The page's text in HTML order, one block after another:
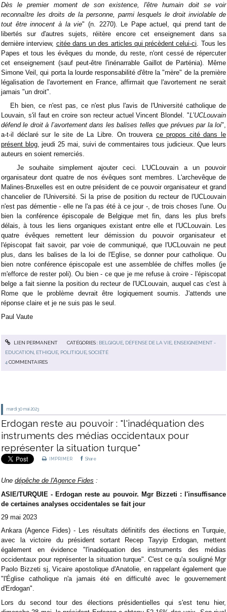
Dès le premier moment de son existence, l'être humain doit se voir
reconnaître les droits de la personne, parmi lesquels le droit inviolable de
tout être innocent à la vie" (n. 2270). Le Pape actuel, qui prend tant de
libertés sur d'autres sujets, réitère encore cet enseignement dans sa
dernière interview, citée dans un des articles qui précèdent celui-ci . Tous les
Papes et tous les évêques du monde, du reste, n'ont cessé de répercuter
cet enseignement (sauf peut-être l'inénarrable Gaillot de Parténia). Même
Simone Veil, qui porta la lourde responsabilité d'être la "mère" de la première
légalisation de l'avortement en France, affirmait que l'avortement ne serait
jamais "un droit".
Eh bien, ce n'est pas, ce n'est plus l'avis de l'Université catholique de
Louvain, s'il faut en croire son recteur actuel Vincent Blondel. "L’UCLouvain
défend le droit à l’avortement dans les balises telles que prévues par la loi",
a-t-il déclaré sur le site de La Libre. On trouvera ce propos cité dans le
présent blog, jeudi 25 mai, suivi de commentaires tous judicieux. Que leurs
auteurs en soient remerciés.
Je souhaite simplement ajouter ceci. L'UCLouvain a un pouvoir
organisateur dont quatre de nos évêques sont membres. L'archevêque de
Malines-Bruxelles est en outre président de ce pouvoir organisateur et grand
chancelier de l'Université. Si la prise de position du recteur de l'UCLouvain
n'est pas démentie - elle ne l'a pas été à ce jour -, de trois choses l'une. Ou
bien la conférence épiscopale de Belgique met fin, dans les plus brefs
délais, à tous les liens organiques existant entre elle et l'UCLouvain. Les
quatre évêques remettent leur démission du pouvoir organisateur et
l'épiscopat fait savoir, par voie de communiqué, que l'UCLouvain ne peut
plus, dans les balises de la loi de l'Eglise, se donner pour catholique. Ou
bien notre conférence épiscopale est une assemblée de chiffes molles (je
m'efforce de rester poli). Ou bien - ce que je me refuse à croire - l'épiscopat
belge a fait sienne la position du recteur de l'UCLouvain, auquel cas c'est à
Rome que le problème devrait être logiquement soumis. J'attends une
réponse claire et je ne suis pas le seul.
Paul Vaute
LIEN PERMANENT CATÉGORIES : BELGIQUE, DÉFENSE DE LA VIE, ENSEIGNEMENT -
EDUCATION ETHIQUE POLITIQUE ,SOCIÉTÉ
4COMMENTAIRES
mardi 30 mai 2023
Erdogan reste au pouvoir : "l'inadéquation des
instruments des médias occidentaux pour
représenter la situation turque"
IMPRIMER Share
Une dépêche de l'Agence Fides :
ASIE/TURQUIE - Erdogan reste au pouvoir. Mgr Bizzeti : l'insuffisance
de certaines analyses occidentales se fait jour
29 mai 2023
Ankara (Agence Fides) - Les résultats définitifs des élections en Turquie,
avec la victoire du président sortant Recep Tayyip Erdogan, mettent
également en évidence "l'inadéquation des instruments des médias
occidentaux pour représenter la situation turque". C'est ce qu'a souligné Mgr
Paolo Bizzeti sj, Vicaire apostolique d'Anatolie, en rappelant également que
"l'Église catholique n'a jamais été en difficulté avec le gouvernement
d'Erdogan".
Lors du second tour des élections présidentielles qui s'est tenu hier,